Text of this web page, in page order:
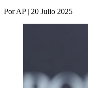
Por AP | 20 Julio 2025